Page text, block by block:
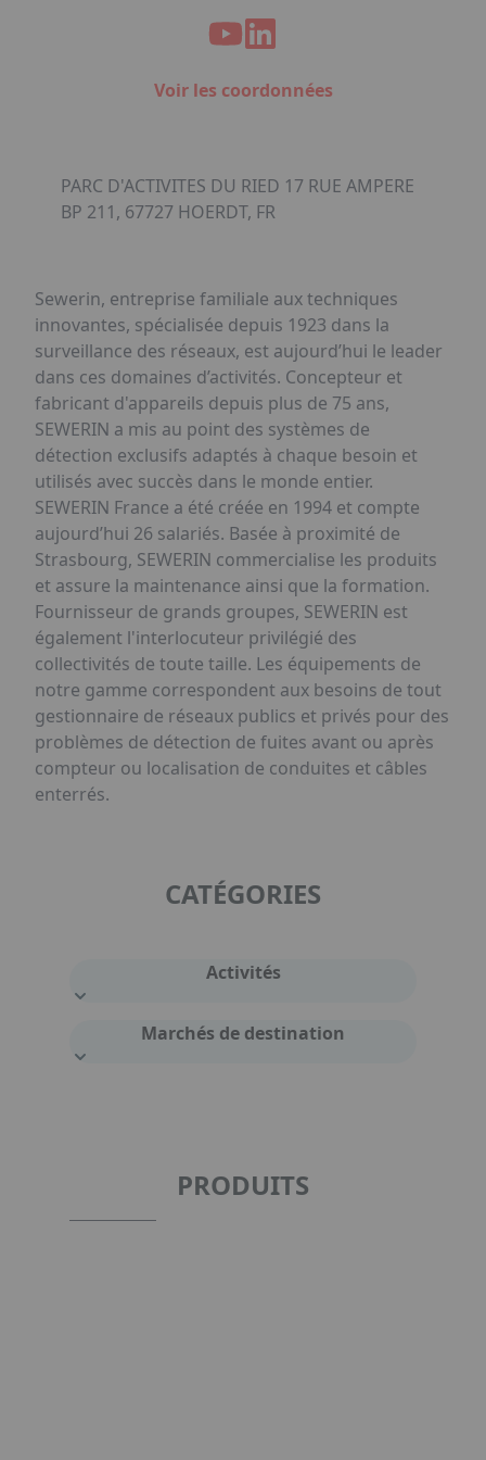
Voir les coordonnées
PARC D'ACTIVITES DU RIED 17 RUE AMPERE
BP 211, 67727 HOERDT, FR
Sewerin, entreprise familiale aux techniques
innovantes, spécialisée depuis 1923 dans la
surveillance des réseaux, est aujourd’hui le leader
dans ces domaines d’activités. Concepteur et
fabricant d'appareils depuis plus de 75 ans,
SEWERIN a mis au point des systèmes de
détection exclusifs adaptés à chaque besoin et
utilisés avec succès dans le monde entier.
SEWERIN France a été créée en 1994 et compte
aujourd’hui 26 salariés. Basée à proximité de
Strasbourg, SEWERIN commercialise les produits
et assure la maintenance ainsi que la formation.
Fournisseur de grands groupes, SEWERIN est
également l'interlocuteur privilégié des
collectivités de toute taille. Les équipements de
notre gamme correspondent aux besoins de tout
gestionnaire de réseaux publics et privés pour des
problèmes de détection de fuites avant ou après
compteur ou localisation de conduites et câbles
enterrés.
CATÉGORIES
Activités
Marchés de destination
PRODUITS